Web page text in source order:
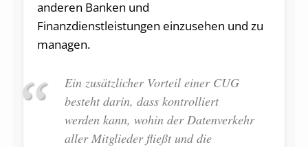
anderen Banken und
Finanzdienstleistungen einzusehen und zu
managen.
Ein zusätzlicher Vorteil einer CUG
besteht darin, dass kontrolliert
werden kann, wohin der Datenverkehr
aller Mitglieder fließt und die